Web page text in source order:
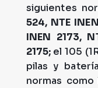
siguientes
524, NTE
INEN 2173,
2175; el 105
pilas y
normas como